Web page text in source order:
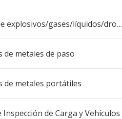
Detector de explosivos/gases/líquidos/drogas
de metales de paso
de metales portátiles
Inspección de Carga y Vehículos